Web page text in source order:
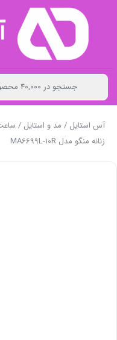
آس استایل / مد و استایل /
زنانه منگو مدل MA6699L-10R